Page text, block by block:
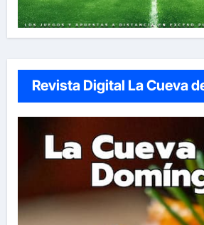
Revista Digital La Cueva